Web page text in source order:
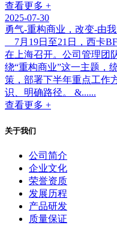
查看更多 +
2025-07-30
勇气-重构商业，改变-由
7月19日至21日，西卡
在上海召开。公司管理团
绕“重构商业”这一主题，
策，部署下半年重点工作
识、明确路径。 &......
查看更多 +
关于我们
公司简介
企业文化
荣誉资质
发展历程
产品研发
质量保证